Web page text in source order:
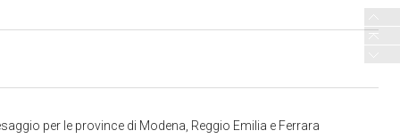
per le province di Modena, Reggio Emilia e Ferrara